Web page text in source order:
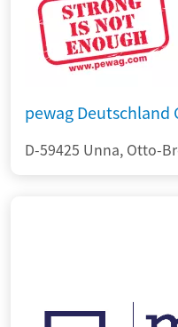
pewag Deutschland
D-59425 Unna, Otto-